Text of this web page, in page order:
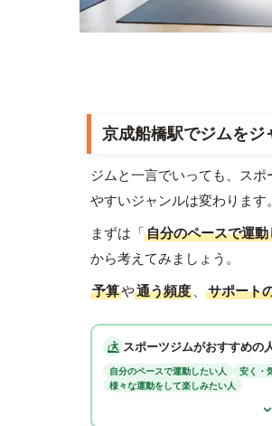
京成船橋駅でジムをジ
ジムと一言でいっても、ス
やすいジャンルは変わります。
まずは「自分のペースで運動
から考えてみましょう。
予算や通う頻度 、 サポート
スポーツジムがおすすめの
自分のペースで運動したい人
安く・
様々な運動をして楽しみたい人